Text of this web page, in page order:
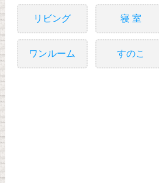
リビング 寝 室
ワンルーム すのこ